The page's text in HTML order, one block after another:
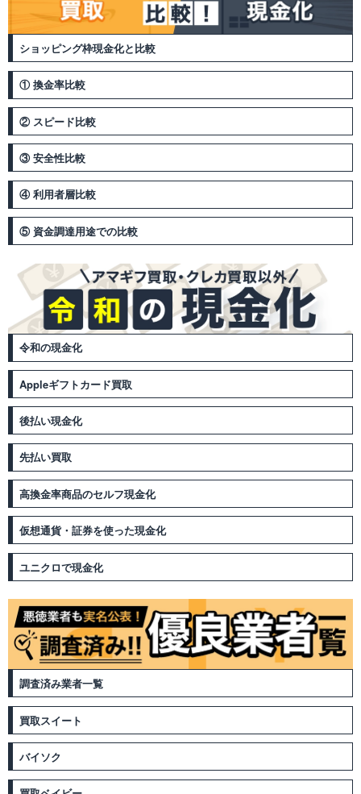
ショッピング枠現金化と比較
① 換金率比較
② スピード比較
③ 安全性比較
④ 利用者層比較
⑤ 資金調達用途での比較
令和の現金化
Appleギフトカード買取
後払い現金化
先払い買取
高換金率商品のセルフ現金化
仮想通貨・証券を使った現金化
ユニクロで現金化
調査済み業者一覧
買取スイート
バイソク